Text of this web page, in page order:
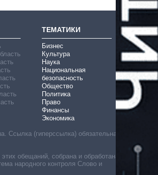
ТЕМАТИКИ
Бизнес
Культура
Наука
Национальная
безопасность
Общество
Политика
Право
Финансы
Экономика
Ссылка (гиперссылка) обязательна
обещаний, собрана и обработана
народного контроля Слово и